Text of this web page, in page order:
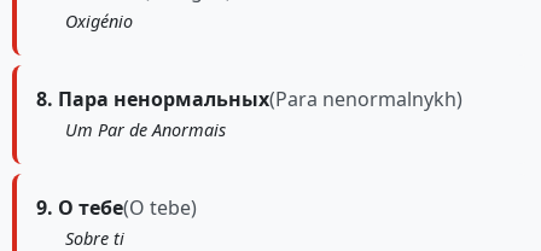
Oxigénio
8. Пара ненормальных(Para nenormalnykh)
Um Par de Anormais
9. О тебе(O tebe)
Sobre ti